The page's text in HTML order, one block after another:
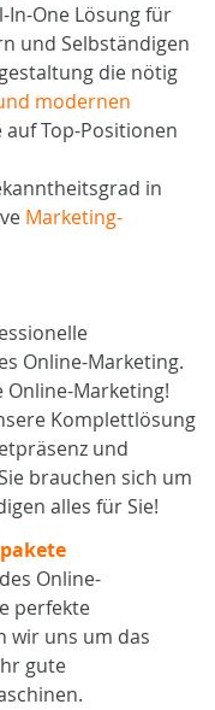
In-One Lösung für
und Selbständigen
die nötig
modernen
Top-Positionen
in
Marketing-
Online-Marketing.
Marketing!
Komplettlösung
und
brauchen sich um
alles für Sie!
Online-
perfekte
wir uns um das
gute